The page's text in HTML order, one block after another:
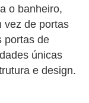
o banheiro,
vez de portas
portas de
únicas
e design.